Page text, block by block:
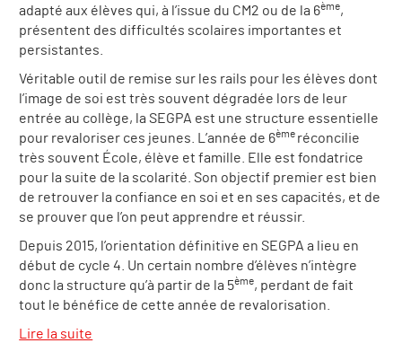
adapté aux élèves qui, à l’issue du CM2 ou de la 6ème,
présentent des difficultés scolaires importantes et
persistantes.
Véritable outil de remise sur les rails pour les élèves dont
l’image de soi est très souvent dégradée lors de leur
entrée au collège, la SEGPA est une structure essentielle
pour revaloriser ces jeunes. L’année de 6ème réconcilie
très souvent École, élève et famille. Elle est fondatrice
pour la suite de la scolarité. Son objectif premier est bien
de retrouver la confiance en soi et en ses capacités, et de
se prouver que l’on peut apprendre et réussir.
Depuis 2015, l’orientation définitive en SEGPA a lieu en
début de cycle 4. Un certain nombre d’élèves n’intègre
donc la structure qu’à partir de la 5ème, perdant de fait
tout le bénéfice de cette année de revalorisation.
Lire la suite